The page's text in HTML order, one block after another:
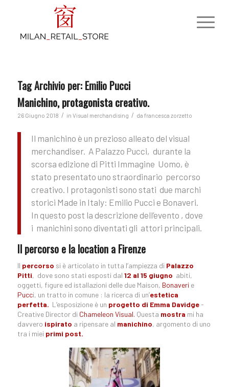
Tag Archivio per: Emilio Pucci
Manichino, protagonista creativo.
26 Giugno 2018 / in Visual merchandising / da francesca zorzetto
Il manichino è un prezioso alleato del visual
merchandiser. A Palazzo Pucci, durante la
scorsa edizione di Pitti Immagine Uomo, è
stato presentato uno straordinario percorso
creativo. I protagonisti sono stati due marchi
storici Made in Italy: Emilio Pucci e Bonaveri.
In questo post la descrizione dell’evento , dove
i manichini sono diventati gli attori principali.
Il percorso e la location a Firenze
Il percorso si è articolato in tutta l’ampiezza di Palazzo
Pitti, dove sono stati esposti dal 12 al 15 giugno abiti,
oggetti, figure ed istallazioni delle due Maison, Bonaveri e
Pucci, un tratto in comune : la ricerca di un’estetica
perfetta. L’esposizione è un progetto di Emma Davidge-
Creative Director di Chameleon Visual. Questa mostra mi ha
davvero ispirato a ripensare al manichino, argomento di uno
tra i miei primi post.